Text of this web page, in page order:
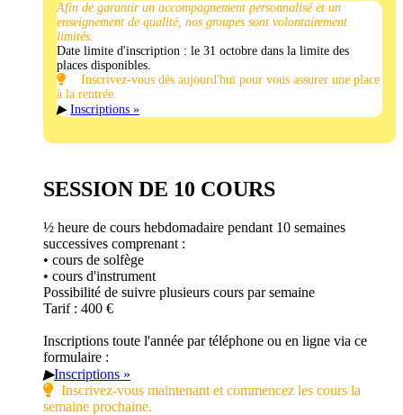
Afin de garantir un accompagnement personnalisé et un
enseignement de qualité, nos groupes sont volontairement
limités.
Date limite d'inscription : le 31 octobre dans la limite des
places disponibles.
Inscrivez-vous dès aujourd'hui pour vous assurer une place
à la rentrée.
▶ Inscriptions »
SESSION DE 10 COURS
½ heure de cours hebdomadaire pendant 10 semaines
successives comprenant :
• cours de solfège
• cours d'instrument
Possibilité de suivre plusieurs cours par semaine
Tarif : 400 €
Inscriptions toute l'année par téléphone ou en ligne via ce
formulaire :
▶Inscriptions »
Inscrivez-vous maintenant et commencez les cours la
semaine prochaine.